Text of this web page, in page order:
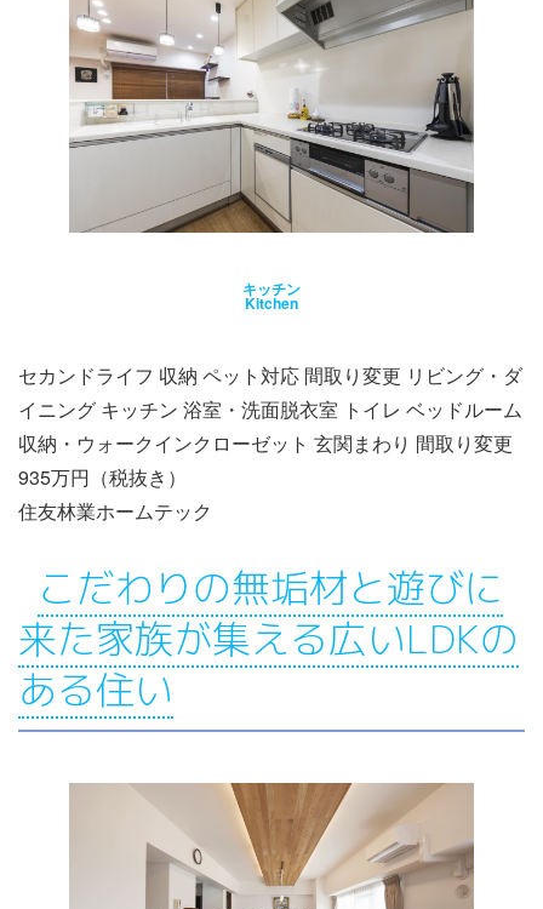
キッチン
Kitchen
セカンドライフ 収納 ペット対応 間取り変更 リビング・ダ
イニング キッチン 浴室・洗面脱衣室 トイレ ベッドルーム
収納・ウォークインクローゼット 玄関まわり 間取り変更
935万円（税抜き）
住友林業ホームテック
こだわりの無垢材と遊びに
来た家族が集える広いLDKの
ある住い